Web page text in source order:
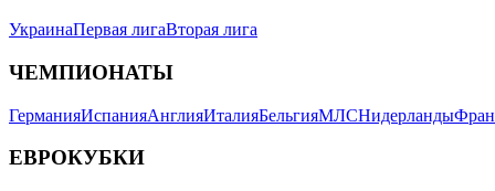
УкраинаПервая лигаВторая лига
ЧЕМПИОНАТЫ
ГерманияИспанияАнглияИталияБельгияМЛСНидерланды
ЕВРОКУБКИ